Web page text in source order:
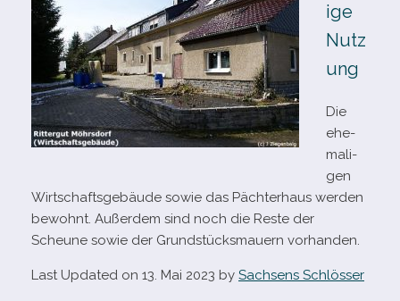
ige
Nutz
ung
Die
ehe­
ma­li­
gen
Wirtschaftsgebäude sowie das Pächterhaus wer­den
bewohnt. Außerdem sind noch die Reste der
Scheune sowie der Grundstücksmauern vorhanden.
Last Updated on 13. Mai 2023 by Sachsens Schlösser